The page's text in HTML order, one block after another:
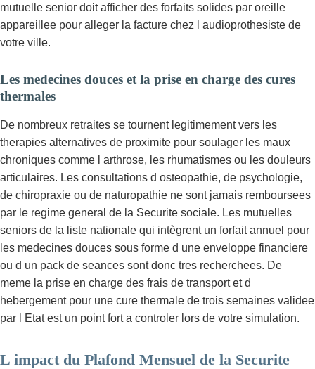
mutuelle senior doit afficher des forfaits solides par oreille
appareillee pour alleger la facture chez l audioprothesiste de
votre ville.
Les medecines douces et la prise en charge des cures
thermales
De nombreux retraites se tournent legitimement vers les
therapies alternatives de proximite pour soulager les maux
chroniques comme l arthrose, les rhumatismes ou les douleurs
articulaires. Les consultations d osteopathie, de psychologie,
de chiropraxie ou de naturopathie ne sont jamais remboursees
par le regime general de la Securite sociale. Les mutuelles
seniors de la liste nationale qui intègrent un forfait annuel pour
les medecines douces sous forme d une enveloppe financiere
ou d un pack de seances sont donc tres recherchees. De
meme la prise en charge des frais de transport et d
hebergement pour une cure thermale de trois semaines validee
par l Etat est un point fort a controler lors de votre simulation.
L impact du Plafond Mensuel de la Securite